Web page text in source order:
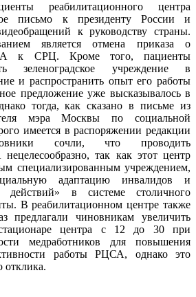
реабилитационного центра
письмо к президенту России и
к руководству страны.
является отмена приказа о
к СРЦ. Кроме того, пациенты
зеленоградское учреждение в
и распространить опыт его работы
предложение уже высказывалось в
тогда, как сказано в письме из
мэра Москвы по социальной
имеется в распоряжении редакции
сочли, что проводить
так как этот центр
специализированным учреждением,
адаптацию инвалидов и
действий» в системе столичного
В реабилитационном центре также
предлагали чиновникам увеличить
центра с 12 до 30 при
медработников для повышения
работы РЦСА, однако это
отклика.